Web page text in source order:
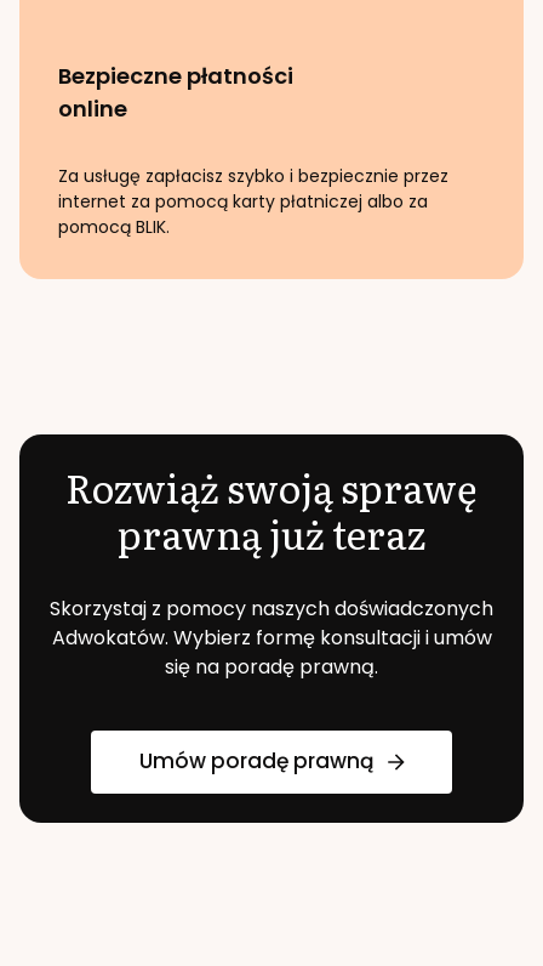
Bezpieczne płatności
online
Za usługę zapłacisz szybko i bezpiecznie przez
internet za pomocą karty płatniczej albo za
pomocą BLIK.
Rozwiąż swoją sprawę
prawną już teraz
Skorzystaj z pomocy naszych doświadczonych
Adwokatów. Wybierz formę konsultacji i umów
się na poradę prawną.
Umów poradę prawną